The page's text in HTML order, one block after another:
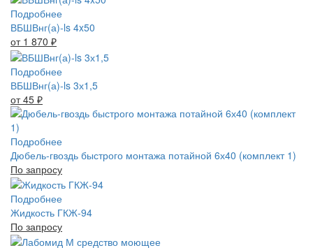
Подробнее
ВБШВнг(а)-ls 4x50
от 1 870 ₽
Подробнее
ВБШВнг(а)-ls 3х1,5
от 45 ₽
Подробнее
Дюбель-гвоздь быстрого монтажа потайной 6х40 (комплект 1)
По запросу
Подробнее
Жидкость ГКЖ-94
По запросу